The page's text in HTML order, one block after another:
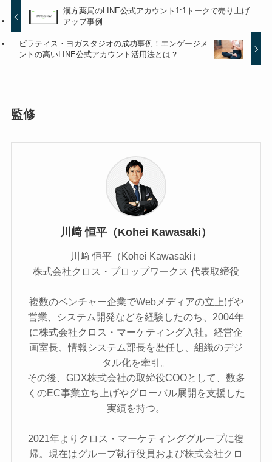
漢方薬局のLINE公式アカウント1:1トークで売り上げ
アップ事例
ピラティス・ヨガスタジオの成功事例！エンゲージメ
ントの高いLINE公式アカウント活用法とは？
監修
川﨑 恒平（Kohei Kawasaki）
川﨑 恒平（Kohei Kawasaki）
株式会社クロス・プロップワークス 代表取締役
複数のベンチャー企業でWebメディアの立上げや
営業、システム開発などを経験したのち、2004年
に株式会社クロス・マーケティング入社。経営企
画室長、情報システム部長を歴任し、組織のデジ
タル化を牽引。
その後、GDX株式会社の取締役COOとして、数多
くのEC事業立ち上げやグローバル展開を支援した
実績を持つ。
2021年よりクロス・マーケティンググループに復
帰。現在はグループ執行役員および株式会社クロ